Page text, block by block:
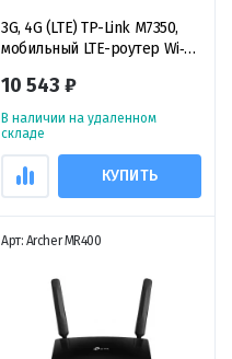
3G, 4G (LTE) TP-Link M7350,
мобильный LTE-роутер Wi‑Fi
10 543 ₽
В наличии на удаленном
складе
КУПИТЬ
Арт: Archer MR400